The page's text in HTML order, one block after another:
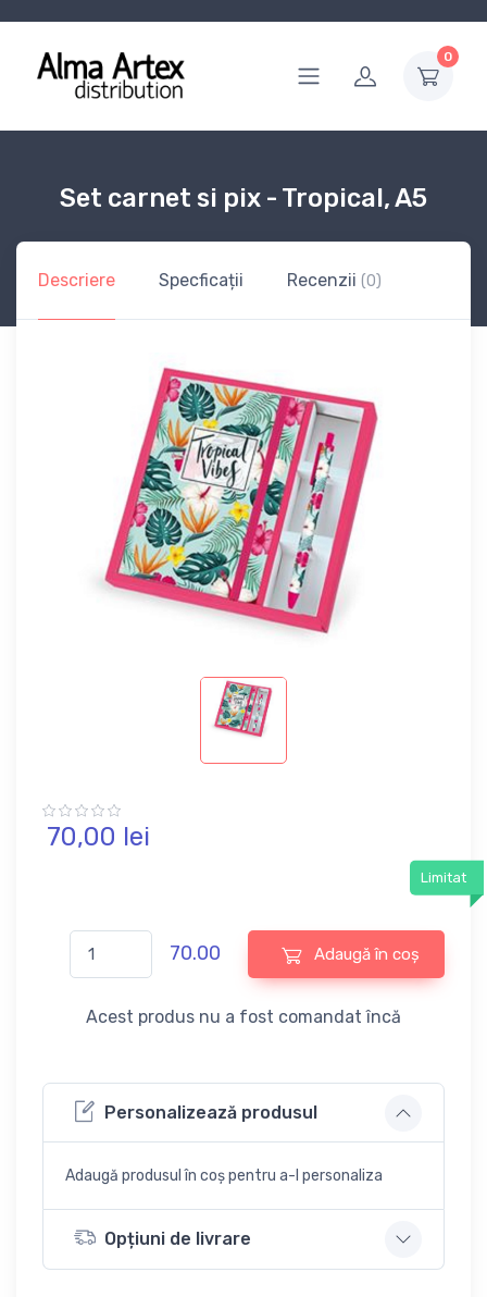
0
Set carnet si pix - Tropical, A5
Descriere Specficații Recenzii (0)
70,00 lei
Limitat
70.00 Adaugă în coș
Acest produs nu a fost comandat încă
Personalizează produsul
Adaugă produsul în coș pentru a-l personaliza
Opțiuni de livrare